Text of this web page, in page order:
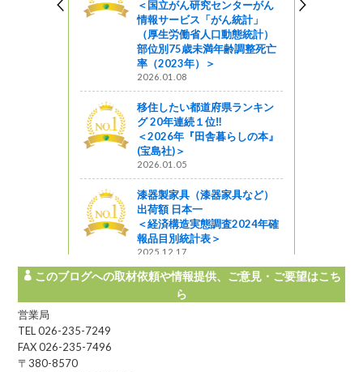
＜国立がん研究センターがん
情報サービス「がん統計」
（厚生労働省人口動態統計）
部位別75歳未満年齢調整死亡
率（2023年）＞
2026.01.08
移住したい都道府県ランキン
グ 20年連続１位‼
＜2026年『田舎暮らしの本』
(宝島社)＞
2026.01.05
漆器製家具（漆器家具など）
出荷額 日本一
＜経済構造実態調査2024年確
報品目別統計表＞
2025.12.17
このブログへの取材依頼や情報提供、ご意見・ご要望はこち
ら
営業局
TEL 026-235-7249
FAX 026-235-7496
〒380-8570